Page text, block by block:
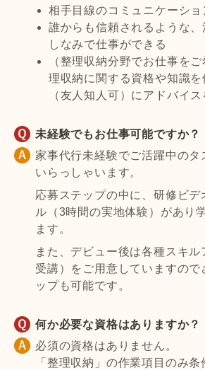
相手目線のコミュニケーショ
誰からも信頼されるような
しなみで仕事ができる
（整理収納分野でお仕事を
理収納に関する資格や知識
（友人知人可）にアドバイ
未経験でもお仕事可能ですか？
家事代行未経験でご活躍中のタ
いらっしゃいます。
応募ステップの中に、研修ビデ
ル（3時間の実地体験）があり
ます。
また、デビュー後は各種スキ
受講）をご用意していますので
ップも可能です。
何か必要な資格はありますか？
必須の資格はありません。
「整理収納」の作業項目のみ